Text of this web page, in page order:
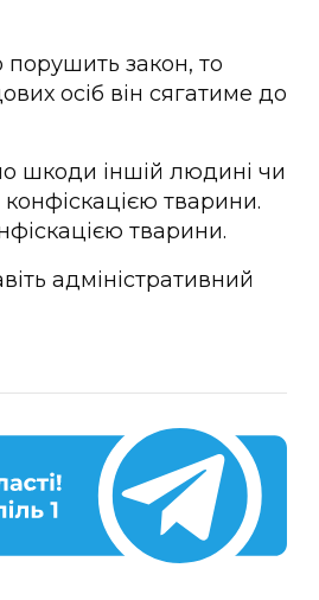
закон, то
осіб він сягатиме до
шкоди іншій людині чи
тварини.
тварини.
адміністративний